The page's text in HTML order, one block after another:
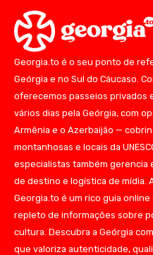
Georgia.to é o seu ponto de
Geórgia e no Sul do Cáucaso.
oferecemos passeios privados
vários dias pela Geórgia, com
Armênia e o Azerbaijão —
montanhosas e locais da
especialistas também gerencia
de destino e logística de mídia.
Georgia.to é um rico guia
repleto de informações sobre
cultura. Descubra a Geórgia
que valoriza autenticidade,